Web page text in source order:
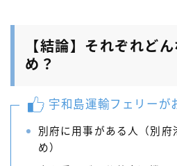
【結論】それぞれど
め？
宇和島運輸フェリーが
別府に用事がある人（別府
め）